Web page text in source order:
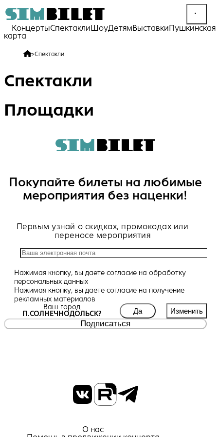
КонцертыСпектакли ШоуДетямВыставкиПушкинская
карта
>Спектакли
Спектакли
Площадки
Покупайте билеты на любимые
мероприятия без наценки!
Первым узнай о скидках, промокодах или
переносе мероприятия
Нажимая кнопку, вы даете согласие на обработку
персональных данных
Нажимая кнопку, вы даете согласие на получение
рекламных материалов
Ваш город
П.СОЛНЕЧНОДОЛЬСК?
Да Изменить
Подписаться
О нас